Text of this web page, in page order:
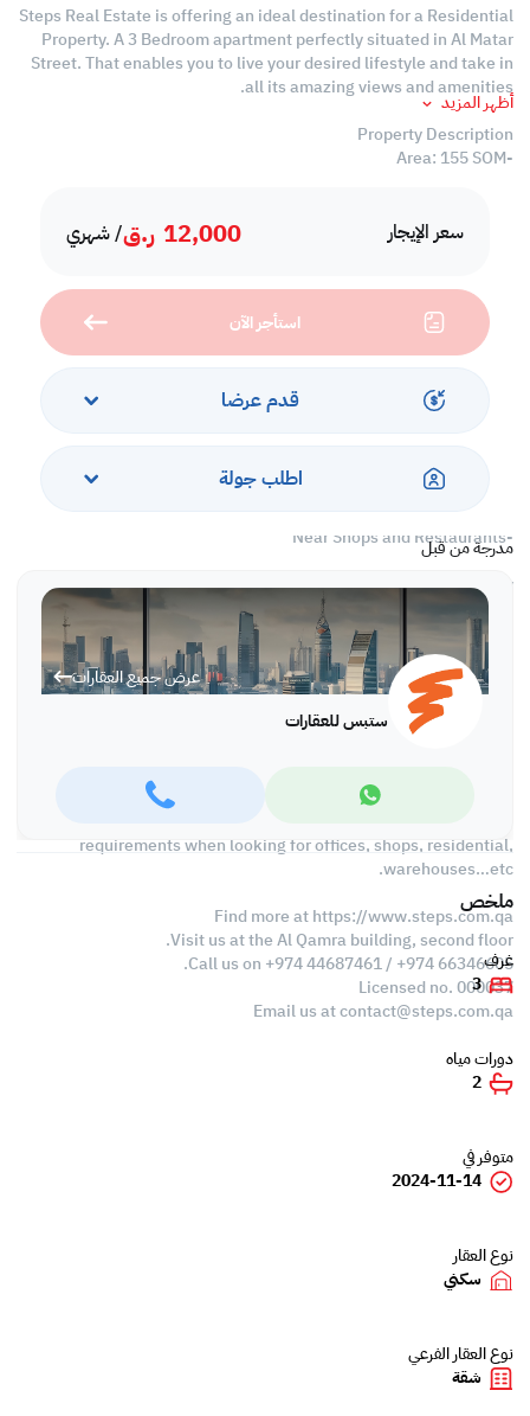
سعر الإيجار 12,000 ر.ق/ شهري
استأجر الآن
قدم عرضا
اطلب جولة
مدرجة من قبل
عرض جميع العقارات
ستبس للعقارات
Steps Real Estate is offering an ideal destination for a Residential
Property. A 3 Bedroom apartment perfectly situated in Al Matar
Street. That enables you to live your desired lifestyle and take in
all its amazing views and amenities.
Property Description
-Area: 155 SQM
-Near Shops and Restaurants
Call us to schedule a viewing today!
With Steps Real Estate, finding the right property has never been
easier we provide. We provide our clients with tailored property
experiences and offers. Our team operates with professionalism
and care to deliver you the best properties in the market. We are
lifetime relationship. Whether it is business or personal, we
operate a wide range of properties located all around Qatar. We
requirements when looking for offices, shops, residential,
warehouses…etc.
Find more at https://www.steps.com.qa
Visit us at the Al Qamra building, second floor.
Call us on +974 44687461 / +974 66346605.
Licensed no. 000037
Email us atcontact@steps.com.qa
أظهر المزيد
ملخص
غرف
3
دورات مياه
2
متوفر في
2024-11-14
نوع العقار
سكني
نوع العقار الفرعي
شقة